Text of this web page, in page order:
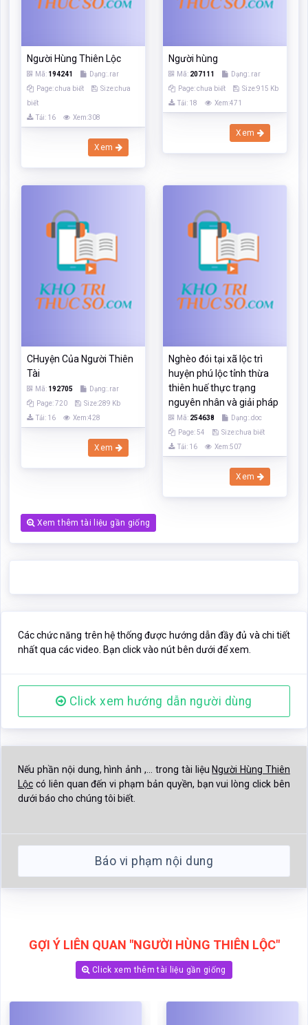
Người Hùng Thiên Lộc
Mã: 194241
Dạng:.rar
Page: chưa biết
Size:chưa
biết
Tải: 16
Xem:308
Xem
Người hùng
Mã: 207111
Dạng:.rar
Page: chưa biết
Size:915 Kb
Tải: 18
Xem:471
Xem
CHuyện Của Người Thiên
Tài
Mã: 192705
Dạng:.rar
Page: 720
Size:289 Kb
Tải: 16
Xem:428
Xem
Nghèo đói tại xã lộc trì
huyện phú lộc tỉnh thừa
thiên huế thực trạng
nguyên nhân và giải pháp
Mã: 254638
Dạng:.doc
Page: 54
Size:chưa biết
Tải: 16
Xem:507
Xem
Xem thêm tài liệu gần giống
Các chức năng trên hệ thống được hướng dẫn đầy đủ và chi tiết
nhất qua các video. Bạn click vào nút bên dưới để xem.
Click xem hướng dẫn người dùng
Nếu phần nội dung, hình ảnh ,... trong tài liệu Người Hùng Thiên
Lộc có liên quan đến vi phạm bản quyền, bạn vui lòng click bên
dưới báo cho chúng tôi biết.
Báo vi phạm nội dung
GỢI Ý LIÊN QUAN "NGƯỜI HÙNG THIÊN LỘC"
Click xem thêm tài liệu gần giống